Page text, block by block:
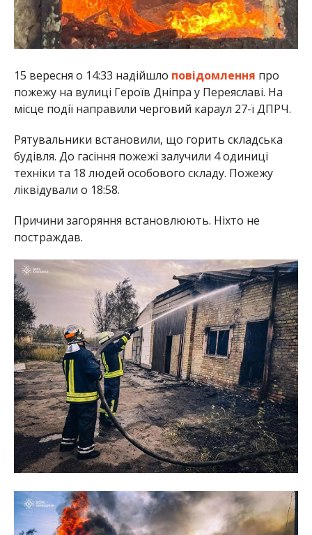
15 вересня о 14:33 надійшло повідомлення про
пожежу на вулиці Героїв Дніпра у Переяславі. На
місце події направили черговий караул 27-ї ДПРЧ.
Рятувальники встановили, що горить складська
будівля. До гасіння пожежі залучили 4 одиниці
техніки та 18 людей особового складу. Пожежу
ліквідували о 18:58.
Причини загоряння встановлюють. Ніхто не
постраждав.